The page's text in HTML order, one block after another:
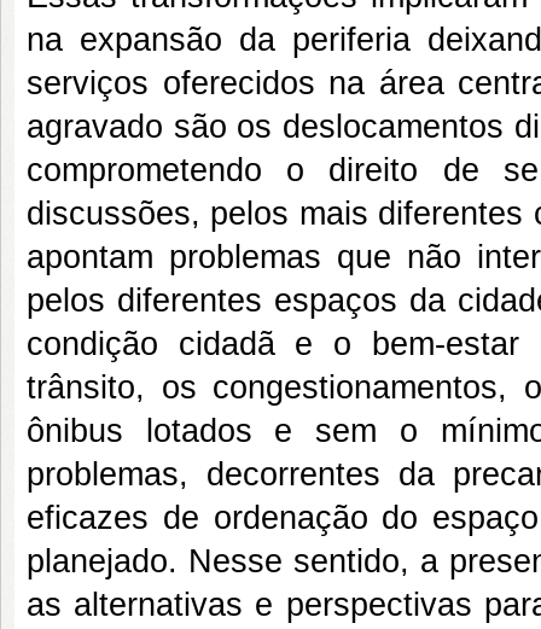
na expansão da periferia
serviços oferecidos na área
agravado são os deslocamentos
comprometendo o direito de
discussões, pelos mais
apontam problemas que não
pelos diferentes espaços da
condição cidadã e o bem-
trânsito, os
ônibus lotados e sem o
problemas, decorrentes da
eficazes de ordenação do
planejado. Nesse sentido, a
as alternativas e perspectivas